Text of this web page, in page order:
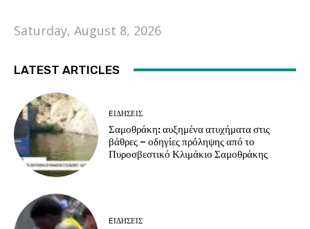
Saturday, August 8, 2026
LATEST ARTICLES
EΙΔΗΣΕΙΣ
Σαμοθράκη: αυξημένα ατυχήματα στις
βάθρες – οδηγίες πρόληψης από το
Πυροσβεστικό Κλιμάκιο Σαμοθράκης
EΙΔΗΣΕΙΣ